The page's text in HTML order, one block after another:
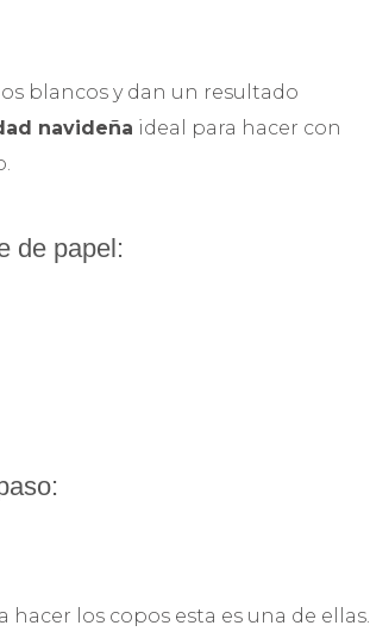
blancos y dan un resultado
navideña ideal para hacer con
de papel:
los copos esta es una de ellas.